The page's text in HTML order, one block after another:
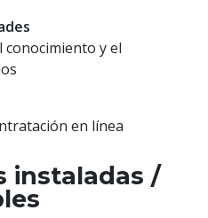
conocimiento y el
en línea
instaladas /